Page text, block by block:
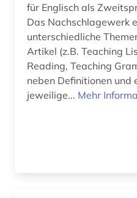
für Englisch als
Das Nachschlagewerk
unterschiedliche
Artikel (z.B. Teaching
Reading, Teaching
neben Definitionen und
jeweilige... Mehr